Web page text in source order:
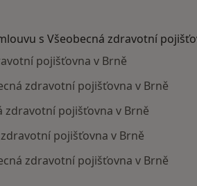
s Všeobecná zdravotní
pojišťovna v Brně
zdravotní pojišťovna v Brně
zdravotní pojišťovna v Brně
pojišťovna v Brně
zdravotní pojišťovna v Brně